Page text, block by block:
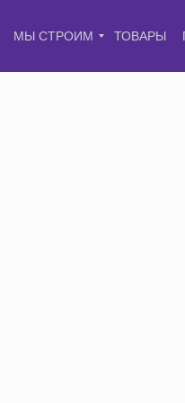
МЫ СТРОИМ ТОВАРЫ